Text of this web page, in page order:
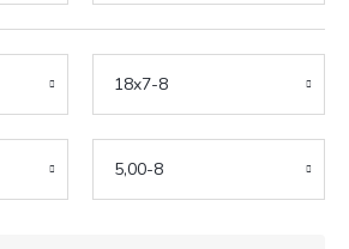
18x7-8
5,00-8